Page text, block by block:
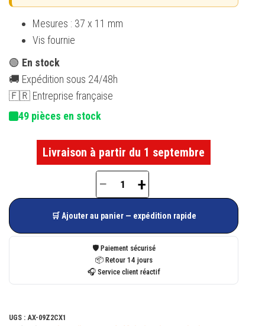
Mesures : 37 x 11 mm
Vis fournie
🟢 En stock
🚚 Expédition sous 24/48h
🇫🇷 Entreprise française
49 pièces en stock
Livraison à partir du 1 septembre
quantité
Gâche
à
clamer
1
− +
🛒 Ajouter au panier — expédition rapide
🛡️ Paiement sécurisé
📦 Retour 14 jours
🎧 Service client réactif
UGS : AX-09Z2CX1